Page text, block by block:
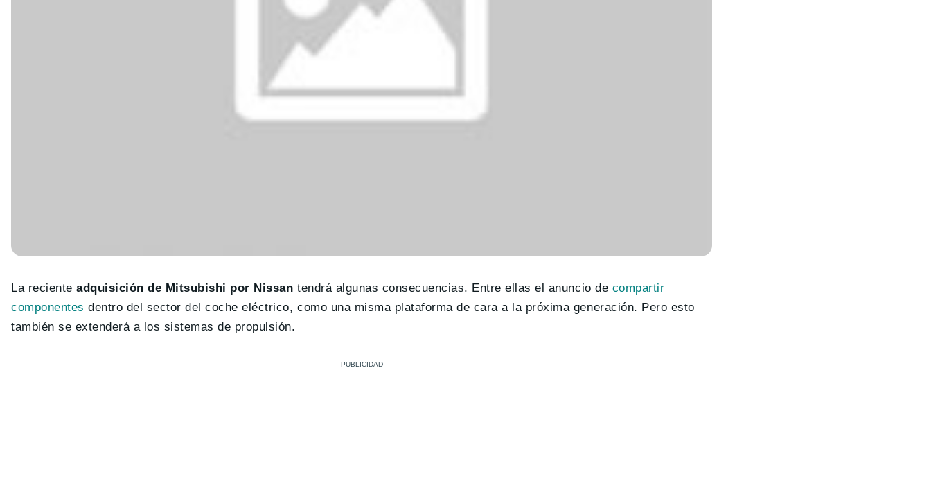
La recienteadquisición de Mitsubishi por Nissan tendrá algunas consecuencias. Entre ellas el anuncio de compartir
componentesdentro del sector del coche eléctrico, como una misma plataforma de cara a la próxima generación. Pero esto
también se extenderá a los sistemas de propulsión.